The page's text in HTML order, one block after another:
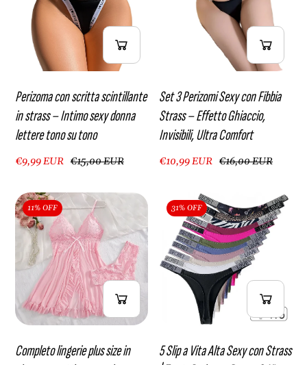
Perizoma con scritta scintillante
in strass – Intimo sexy donna
lettere tono su tono
€9,99 EUR €15,00 EUR
Set 3 Perizomi Sexy con Fibbia
Strass – Effetto Ghiaccio,
Invisibili, Ultra Comfort
€10,99 EUR €16,00 EUR
11% OFF
Completo lingerie plus size in
31% OFF
5 Slip a Vita Alta Sexy con Strass